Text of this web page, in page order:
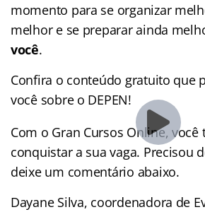
momento para se organizar
melhor e se preparar ainda
você.
Confira o conteúdo gratuito que
você sobre o DEPEN!
Com o Gran Cursos Online,
conquistar a sua vaga. Precisou
deixe um comentário abaixo.
Dayane Silva, coordenadora de